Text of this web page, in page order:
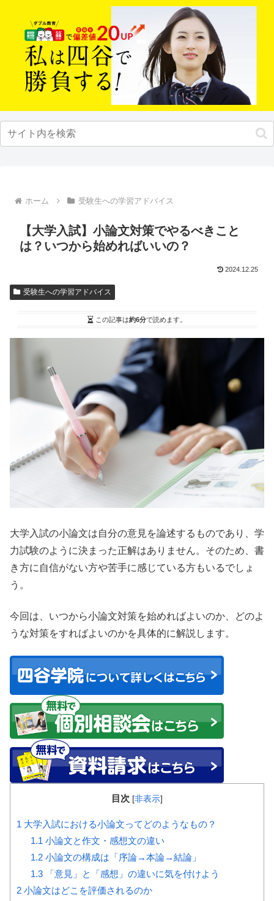
ホーム 受験生への学習アドバイス
【大学入試】小論文対策でやるべきこと
は？いつから始めればいいの？
2024.12.25
受験生への学習アドバイス
この記事は約6分で読めます。
大学入試の小論文は自分の意見を論述するものであり、学
力試験のように決まった正解はありません。そのため、書
き方に自信がない方や苦手に感じている方もいるでしょ
う。
今回は、いつから小論文対策を始めればよいのか、どのよ
うな対策をすればよいのかを具体的に解説します。
目次 [非表示]
1 大学入試における小論文ってどのようなもの？
1.1 小論文と作文・感想文の違い
1.2小論文の構成は「序論→本論→結論」
1.3「意見」と「感想」の違いに気を付けよう
2 小論文はどこを評価されるのか